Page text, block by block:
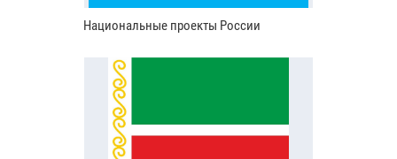
Национальные проекты России